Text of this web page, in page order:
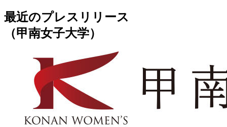
最近のプレスリリース
（甲南女子大学）